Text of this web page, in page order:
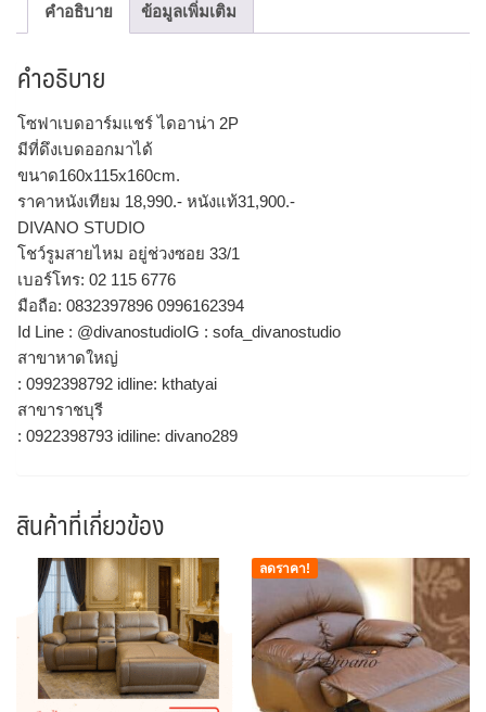
คำอธิบาย ข้อมูลเพิ่มเติม
คำอธิบาย
โซฟาเบดอาร์มแชร์ ไดอาน่า 2P
มีที่ดึงเบดออกมาได้
ขนาด160x115x160cm.
ราคาหนังเทียม 18,990.- หนังแท้31,900.-
DIVANO STUDIO
โชว์รูมสายไหม อยู่ช่วงซอย 33/1
เบอร์โทร: 02 115 6776
มือถือ: 0832397896 0996162394
Id Line : @divanostudioIG : sofa_divanostudio
สาขาหาดใหญ่
: 0992398792 idline: kthatyai
สาขาราชบุรี
: 0922398793 idiline: divano289
สินค้าที่เกี่ยวข้อง
ลดราคา!